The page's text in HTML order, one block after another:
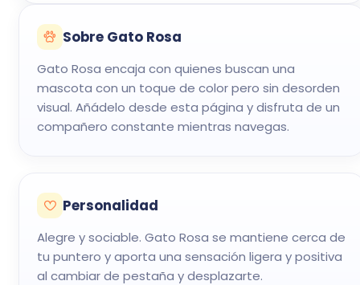
Sobre Gato Rosa
Gato Rosa encaja con quienes buscan una
mascota con un toque de color pero sin desorden
visual. Añádelo desde esta página y disfruta de un
compañero constante mientras navegas.
Personalidad
Alegre y sociable. Gato Rosa se mantiene cerca de
tu puntero y aporta una sensación ligera y positiva
al cambiar de pestaña y desplazarte.